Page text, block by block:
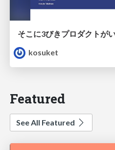
kosuket
Featured
See All Featured